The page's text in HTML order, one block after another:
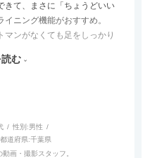
きて、まさに「ちょうどいい
ニング機能がおすすめ。
マンがなくても足をしっかり
らリラックスできるのが嬉し
ので、コンセントの場所を気
画期的に感じました。
む
性別:男性
都道府県:千葉県
画・撮影スタッフ。